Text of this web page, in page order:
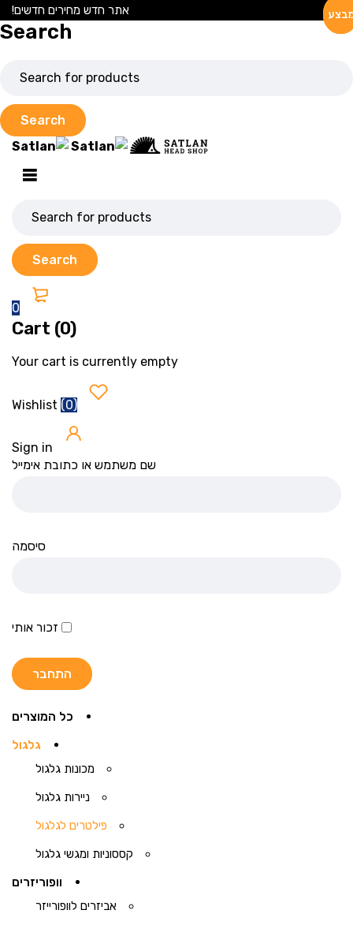
אתר חדש מחירים חדשים!
Search
0
Cart (0)
Your cart is currently empty
(0)
שם משתמש או כתובת אימייל
סיסמה
זכור אותי
כל המוצרים
גלגול
מכונות גלגול
ניירות גלגול
פילטרים לגלגול
קססוניות ומגשי גלגול
וופוריזרים
אביזרים לוופורייזר